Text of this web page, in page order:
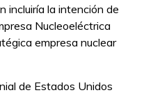
incluiría la intención de
Nucleoeléctrica
empresa nuclear
de Estados Unidos